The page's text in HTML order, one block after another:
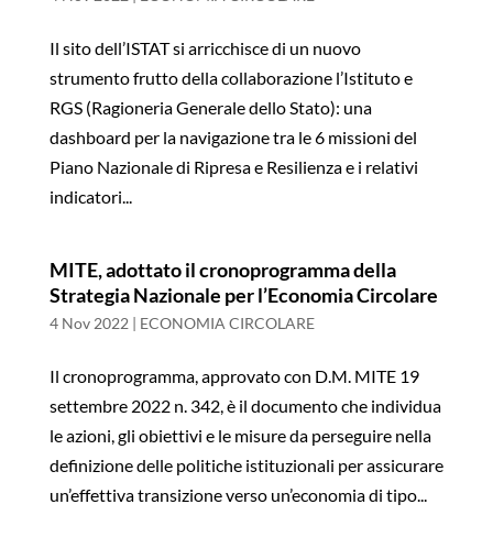
Il sito dell’ISTAT si arricchisce di un nuovo
strumento frutto della collaborazione l’Istituto e
RGS (Ragioneria Generale dello Stato): una
dashboard per la navigazione tra le 6 missioni del
Piano Nazionale di Ripresa e Resilienza e i relativi
indicatori...
MITE, adottato il cronoprogramma della
Strategia Nazionale per l’Economia Circolare
4 Nov 2022 | ECONOMIA CIRCOLARE
Il cronoprogramma, approvato con D.M. MITE 19
settembre 2022 n. 342, è il documento che individua
le azioni, gli obiettivi e le misure da perseguire nella
definizione delle politiche istituzionali per assicurare
un’effettiva transizione verso un’economia di tipo...